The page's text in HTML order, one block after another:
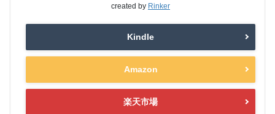
created by Rinker
Kindle
Amazon
楽天市場